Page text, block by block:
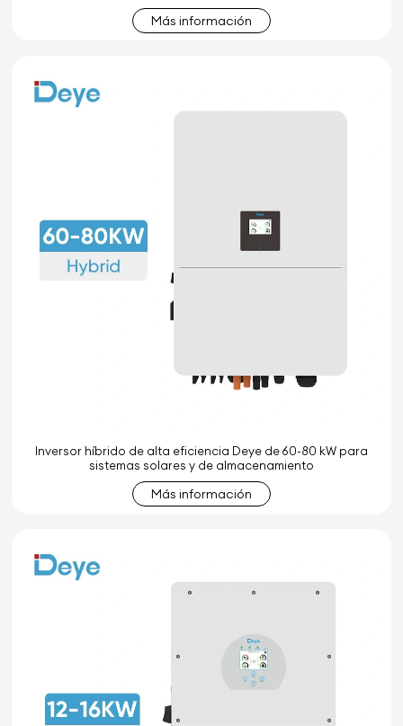
Más información
Inversor híbrido de alta eficiencia Deye de 60-80 kW para
sistemas solares y de almacenamiento
Más información